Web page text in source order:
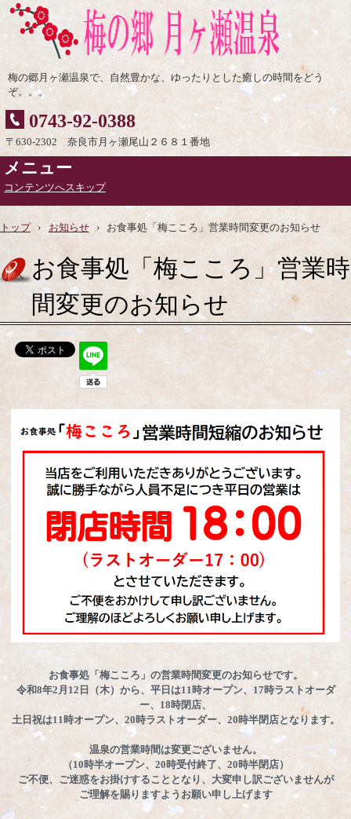
梅の郷月ヶ瀬温泉で、自然豊かな、ゆったりとした癒しの時間をどう
ぞ。。。
0743-92-0388
〒630-2302 奈良市月ヶ瀬尾山２６８１番地
メニュー
コンテンツへスキップ
トップ › お知らせ › お食事処「梅こころ」営業時間変更のお知らせ
お食事処「梅こころ」営業時
間変更のお知らせ
お食事処「梅こころ」の営業時間変更のお知らせです。
令和8年2月12日（木）から、平日は11時オープン、17時ラストオーダ
ー、18時閉店、
土日祝は11時オープン、20時ラストオーダー、20時半閉店となります。
温泉の営業時間は変更ございません。
（10時半オープン、20時受付終了、20時半閉店）
ご不便、ご迷惑をお掛けすることとなり、大変申し訳ございませんが
ご理解を賜りますようお願い申し上げます